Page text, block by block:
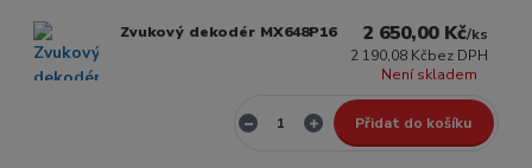
Zvukový dekodér MX648P16 2 650,00 Kč/ks
2 190,08 Kčbez DPH
Není skladem
Přidat do košíku